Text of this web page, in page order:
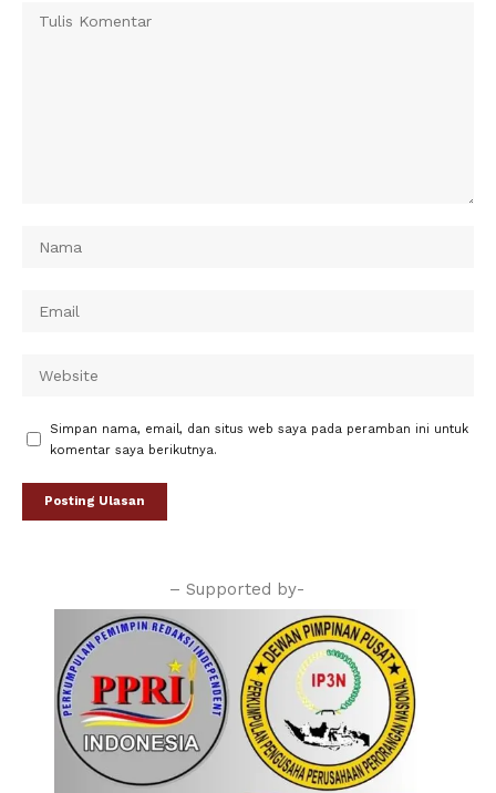
Simpan nama, email, dan situs web saya pada peramban ini untuk
komentar saya berikutnya.
– Supported by-